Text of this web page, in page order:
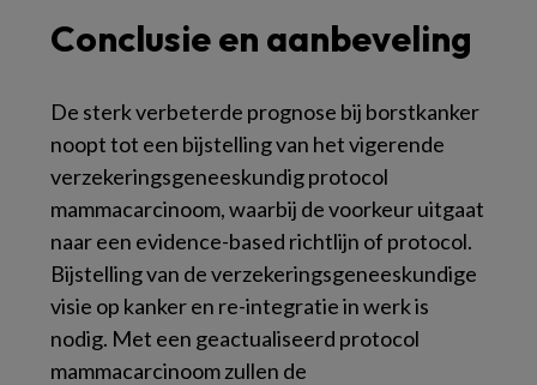
Conclusie en aanbeveling
De sterk verbeterde prognose bij borstkanker
noopt tot een bijstelling van het vigerende
verzekeringsgeneeskundig protocol
mammacarcinoom, waarbij de voorkeur uitgaat
naar een evidence-based richtlijn of protocol.
Bijstelling van de verzekeringsgeneeskundige
visie op kanker en re-integratie in werk is
nodig. Met een geactualiseerd protocol
mammacarcinoom zullen de